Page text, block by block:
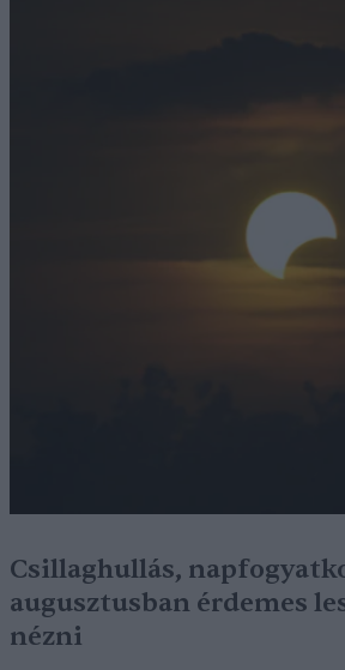
Csillaghullás,
augusztusban érdemes
nézni